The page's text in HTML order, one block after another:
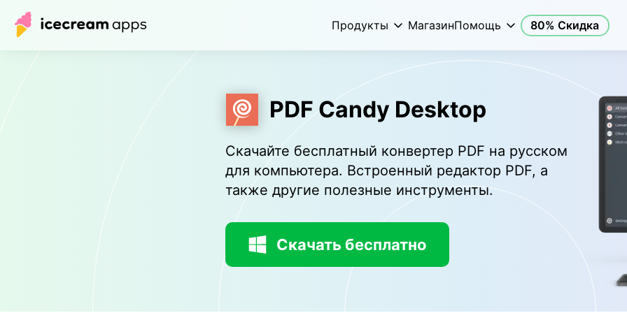
Продукты МагазинПомощь 80% Скидка
PDF Candy Desktop
Скачайте бесплатный конвертер PDF на русском
для компьютера. Встроенный редактор PDF, а
также другие полезные инструменты.
Скачать бесплатно